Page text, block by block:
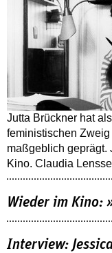
Jutta Brückner hat
feministischen
maßgeblich geprägt.
Kino. Claudia
Wieder im Kino:
Interview: